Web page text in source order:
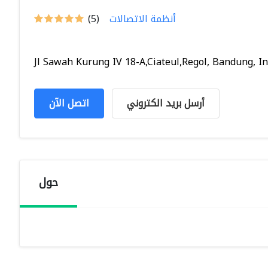
(5) أنظمة الاتصالات
Jl Sawah Kurung IV 18-A,Ciateul,Regol, Bandung,
اتصل الآن أرسل بريد الكتروني
حول